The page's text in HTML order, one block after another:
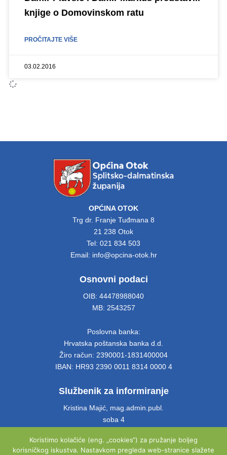
knjige o Domovinskom ratu
PROČITAJTE VIŠE
03.02.2016
OPĆINA OTOK
Trg dr. Franje Tuđmana 8
21 238 Otok
Tel: 021 834 503
Email: info@opcina-otok.hr
Osnovni podaci
OIB: 44478988040
MB: 2543257
Poslovna banka:
Hrvatska poštanska banka d.d.
Žiro račun: 2390001-1831400004
IBAN: HR93 2390 0011 8314 0000 4
Službenik za informiranje
Kristina Majić, mag.admin.publ.
soba 4
Email: info@opcina-otok.hr
Koristimo kolačiće (eng. „cookies“) za pružanje boljeg
korisničkog iskustva. Nastavkom pregleda web-stranice slažete